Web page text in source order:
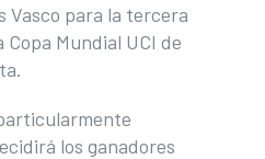
Vasco para la tercera
Mundial UCI de
los ganadores